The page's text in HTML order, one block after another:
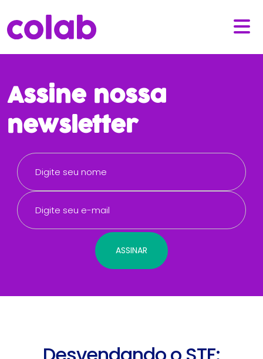
Assine nossa
newsletter